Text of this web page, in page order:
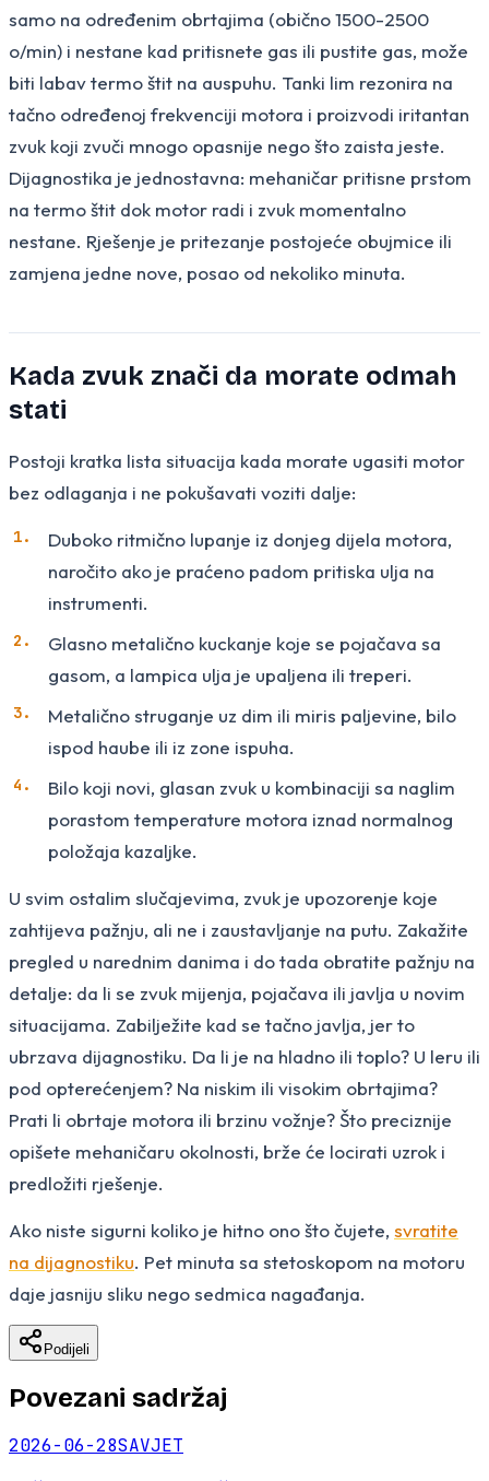
samo na određenim obrtajima (obično 1500-2500
o/min) i nestane kad pritisnete gas ili pustite gas, može
biti labav termo štit na auspuhu. Tanki lim rezonira na
tačno određenoj frekvenciji motora i proizvodi iritantan
zvuk koji zvuči mnogo opasnije nego što zaista jeste.
Dijagnostika je jednostavna: mehaničar pritisne prstom
na termo štit dok motor radi i zvuk momentalno
nestane. Rješenje je pritezanje postojeće obujmice ili
zamjena jedne nove, posao od nekoliko minuta.
Kada zvuk znači da morate odmah
stati
Postoji kratka lista situacija kada morate ugasiti motor
bez odlaganja i ne pokušavati voziti dalje:
Duboko ritmično lupanje iz donjeg dijela motora,
naročito ako je praćeno padom pritiska ulja na
instrumenti.
Glasno metalično kuckanje koje se pojačava sa
gasom, a lampica ulja je upaljena ili treperi.
Metalično struganje uz dim ili miris paljevine, bilo
ispod haube ili iz zone ispuha.
Bilo koji novi, glasan zvuk u kombinaciji sa naglim
porastom temperature motora iznad normalnog
položaja kazaljke.
U svim ostalim slučajevima, zvuk je upozorenje koje
zahtijeva pažnju, ali ne i zaustavljanje na putu. Zakažite
pregled u narednim danima i do tada obratite pažnju na
detalje: da li se zvuk mijenja, pojačava ili javlja u novim
situacijama. Zabilježite kad se tačno javlja, jer to
ubrzava dijagnostiku. Da li je na hladno ili toplo? U leru ili
pod opterećenjem? Na niskim ili visokim obrtajima?
Prati li obrtaje motora ili brzinu vožnje? Što preciznije
opišete mehaničaru okolnosti, brže će locirati uzrok i
predložiti rješenje.
Ako niste sigurni koliko je hitno ono što čujete, svratite
na dijagnostiku. Pet minuta sa stetoskopom na motoru
daje jasniju sliku nego sedmica nagađanja.
Podijeli
Povezani sadržaj
2026-06-28SAVJET